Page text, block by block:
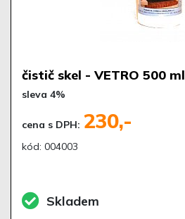
čistič skel - VETRO 500 ml
sleva 4%
cena s DPH: 230,-
kód: 004003
Skladem